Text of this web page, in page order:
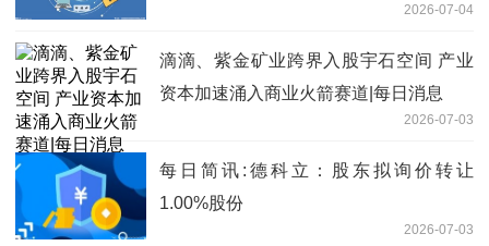
2026-07-04
滴滴、紫金矿业跨界入股宇石空间 产业
资本加速涌入商业火箭赛道|每日消息
2026-07-03
每日简讯:德科立：股东拟询价转让
1.00%股份
2026-07-03